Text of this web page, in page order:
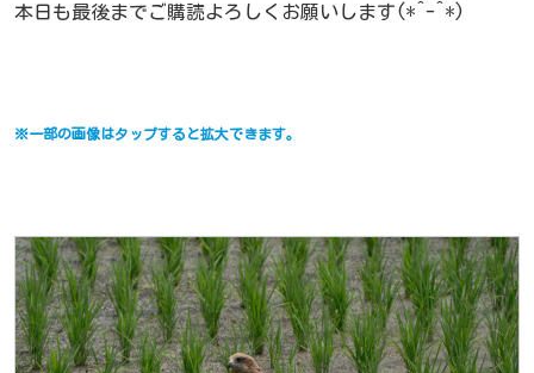
本日も最後までご購読よろしくお願いします(*^-^*)
※一部の画像はタップすると拡大できます。